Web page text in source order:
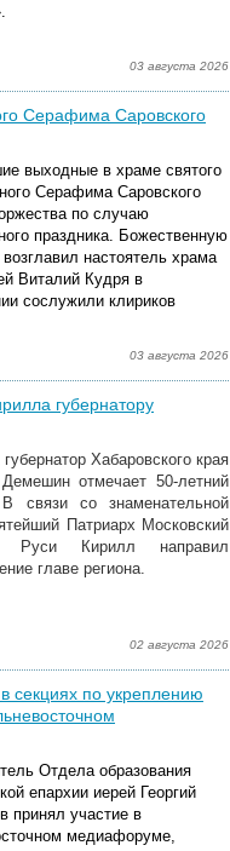
03 августа 2026
Серафима Саровского
выходные в храме святого
Серафима Саровского
по случаю
праздника. Божественную
настоятель храма
Виталий Кудря в
сослужили клириков
03 августа 2026
губернатору
губернатор Хабаровского края
отмечает 50-летний
связи со знаменательной
Патриарх Московский
Кирилл направил
главе региона.
02 августа 2026
секциях по укреплению
Отдела образования
епархии иерей Георгий
принял участие в
медиафоруме,